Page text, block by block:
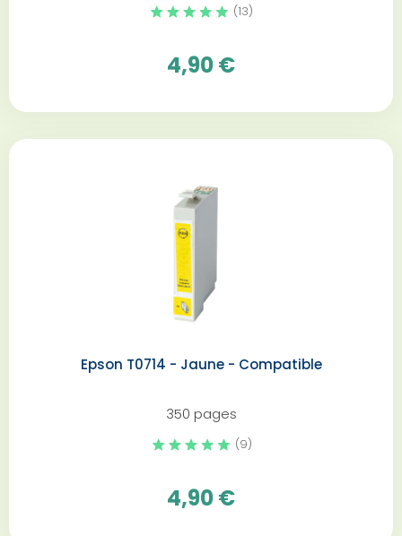
(13)
4,90 €
Epson T0714 - Jaune - Compatible
350 pages
(9)
4,90 €